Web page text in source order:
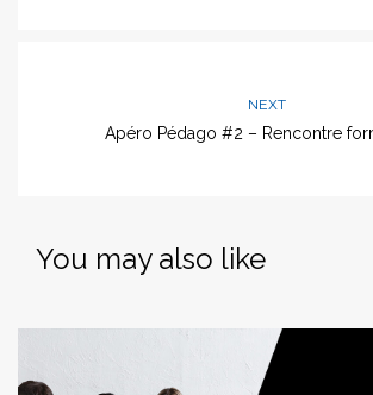
NEXT
Apéro Pédago #2 – Rencontre
You may also like